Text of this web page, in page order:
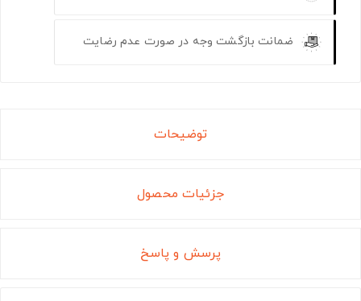
ضمانت بازگشت وجه در صورت عدم رضایت
توضیحات
جزئیات محصول
پرسش و پاسخ